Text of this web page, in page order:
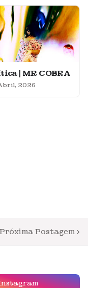
| MR COBRA
2026
Próxima Postagem